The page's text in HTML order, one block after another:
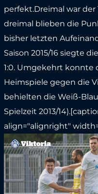
perfekt.Dreimal war der
dreimal blieben die
bisher letzten
Saison 2015/16 siegte
1:0. Umgekehrt konnte
Heimspiele gegen die
behielten die Weiß-
Spielzeit 2013/
align="alignright"